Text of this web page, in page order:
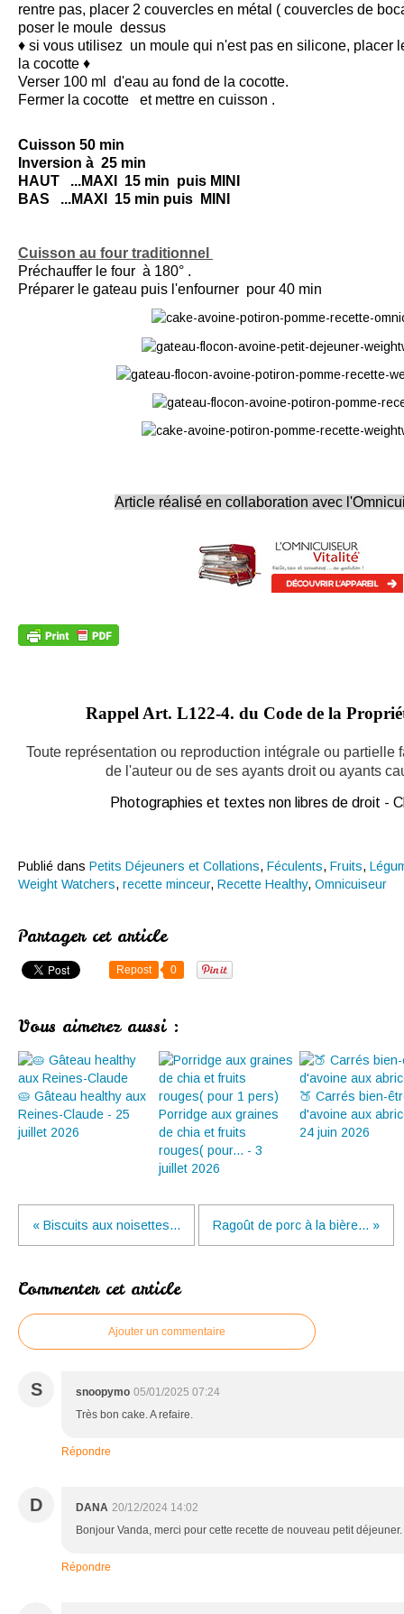
rentre pas, placer 2 couvercles en métal ( couvercles de
poser le moule dessus
♦ si vous utilisez un moule qui n'est pas en silicone, placer
la cocotte ♦
Verser 100 ml d'eau au fond de la cocotte.
Fermer la cocotte et mettre en cuisson .
Cuisson 50 min
Inversion à 25 min
HAUT ...MAXI 15 min puis MINI
BAS ...MAXI 15 min puis MINI
Cuisson au four traditionnel
Préchauffer le four à 180° .
Préparer le gateau puis l'enfourner pour 40 min
Article réalisé en collaboration avec
Rappel Art. L122-4. du Code de la
Toute représentation ou reproduction intégrale ou partielle
de l'auteur ou de ses ayants droit ou ayants
Photographies et textes non libres de droit -
Publié dans Petits Déjeuners et Collations, Féculents, Fruits,
Weight Watchers, recette minceur, Recette Healthy, Omnicuiseur
Partager cet article
Repost 0
Vous aimerez aussi :
🥧 Gâteau healthy aux
Reines-Claude - 25
juillet 2026
Porridge aux graines
de chia et fruits
rouges( pour... - 3
juillet 2026
🍑 Carrés bien-
d'avoine aux
24 juin 2026
« Biscuits aux noisettes... Ragoût de porc à la bière... »
Commenter cet article
Ajouter un commentaire
S snoopymo 05/01/2025 07:24
Très bon cake. A refaire.
Répondre
D DANA 20/12/2024 14:02
Bonjour Vanda, merci pour cette recette de nouveau petit déjeuner.
Répondre